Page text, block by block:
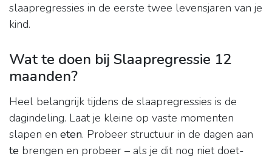
slaapregressies in de eerste twee levensjaren van je
kind.
Wat te doen bij Slaapregressie 12
maanden?
Heel belangrijk tijdens de slaapregressies is de
dagindeling. Laat je kleine op vaste momenten
slapen en eten. Probeer structuur in de dagen aan
te brengen en probeer – als je dit nog niet doet-